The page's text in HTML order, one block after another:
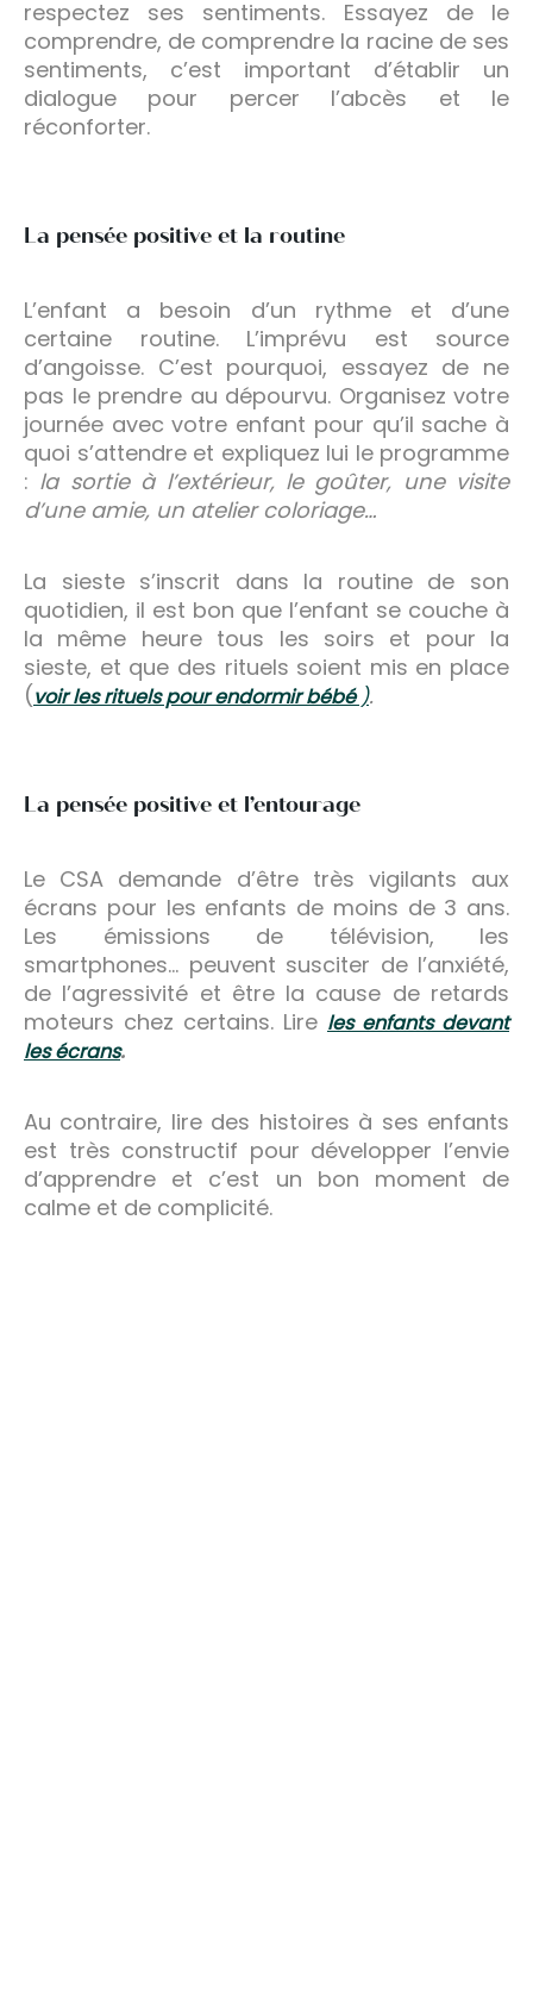
respectez ses sentiments. Essayez de le
comprendre, de comprendre la racine de ses
sentiments, c’est important d’établir un
dialogue pour percer l’abcès et le
réconforter.
La pensée positive et la routine
L’enfant a besoin d’un rythme et d’une
certaine routine. L’imprévu est source
d’angoisse. C’est pourquoi, essayez de ne
pas le prendre au dépourvu. Organisez votre
journée avec votre enfant pour qu’il sache à
quoi s’attendre et expliquez lui le programme
: la sortie à l’extérieur, le goûter, une visite
d’une amie, un atelier coloriage…
La sieste s’inscrit dans la routine de son
quotidien, il est bon que l’enfant se couche à
la même heure tous les soirs et pour la
sieste, et que des rituels soient mis en place
(voir les rituels pour endormir bébé).
La pensée positive et l’entourage
Le CSA demande d’être très vigilants aux
écrans pour les enfants de moins de 3 ans.
Les émissions de télévision, les
smartphones… peuvent susciter de l’anxiété,
de l’agressivité et être la cause de retards
moteurs chez certains. Lire les enfants devant
les écrans.
Au contraire, lire des histoires à ses enfants
est très constructif pour développer l’envie
d’apprendre et c’est un bon moment de
calme et de complicité.